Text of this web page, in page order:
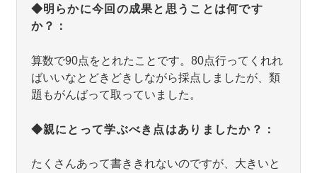
◆明らかに今回の成果と思うことは何です
か？：
算数で90点をとれたことです。80点行ってくれれ
ばいいなとどきどきしながら採点しましたが、類
題もがんばって取っていました。
◆親にとって学ぶべき点はありましたか？：
たくさんあって書ききれないのですが、大きいと